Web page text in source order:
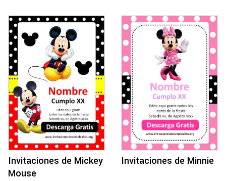
Invitaciones de Mickey
Mouse
Invitaciones de Minnie